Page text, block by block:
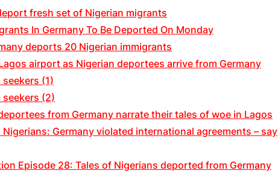
fresh set of Nigerian migrants
In Germany To Be Deported On Monday
deports 20 Nigerian immigrants
airport as Nigerian deportees arrive from Germany
(1)
(2)
from Germany narrate their tales of woe in Lagos
Germany violated international agreements – say
Episode 28: Tales of Nigerians deported from Germany